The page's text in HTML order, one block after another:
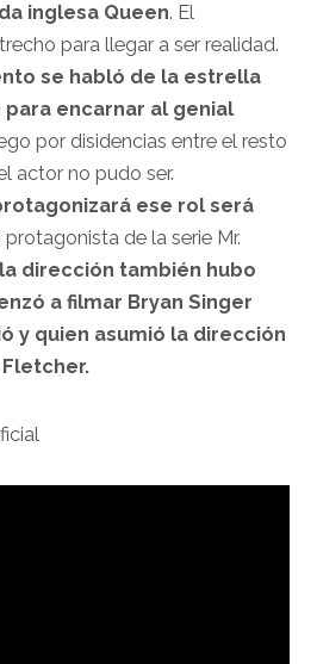
inglesa Queen. El
para llegar a ser realidad.
se habló de la estrella
para encarnar al genial
por disidencias entre el resto
actor no pudo ser.
ese rol será
de la serie Mr.
dirección también hubo
a filmar Bryan Singer
y quien asumió la dirección